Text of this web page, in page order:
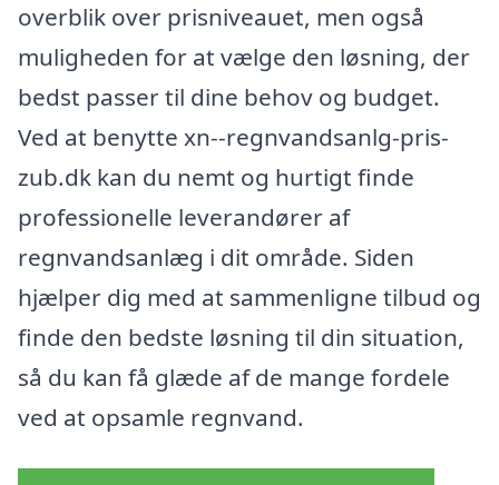
overblik over prisniveauet, men også
muligheden for at vælge den løsning, der
bedst passer til dine behov og budget.
Ved at benytte xn--regnvandsanlg-pris-
zub.dk kan du nemt og hurtigt finde
professionelle leverandører af
regnvandsanlæg i dit område. Siden
hjælper dig med at sammenligne tilbud og
finde den bedste løsning til din situation,
så du kan få glæde af de mange fordele
ved at opsamle regnvand.